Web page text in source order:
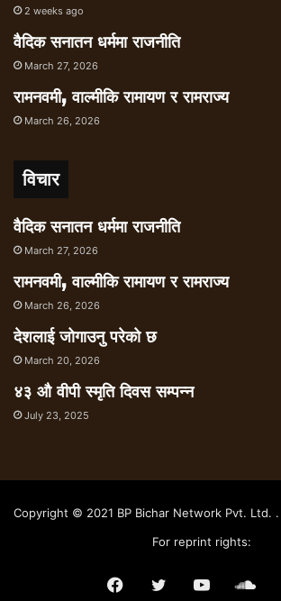
2 weeks ago
वैदिक सनातन धर्ममा राजनीति
March 27, 2026
रामनवमी, वाल्मीकि रामायण र रामराज्य
March 26, 2026
विचार
वैदिक सनातन धर्ममा राजनीति
March 27, 2026
रामनवमी, वाल्मीकि रामायण र रामराज्य
March 26, 2026
देशलाई जोगाउनु परेको छ
March 20, 2026
४३ औ वीपी स्मृति दिवस सम्पन्न
July 23, 2025
Copyright © 2021 BP Bichar Network Pvt. Ltd.
For reprint rights:
Facebook
TwitterYouTube